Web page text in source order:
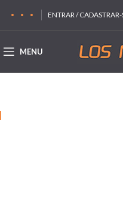
ENTRAR / CADASTRAR-
MENU